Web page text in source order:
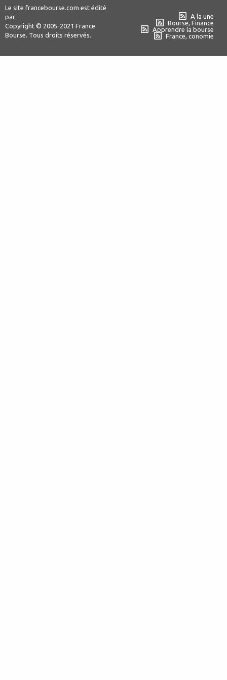
Le site francebourse.com est édité
par
Copyright © 2005-2021 France
Bourse. Tous droits réservés.
A la une
Bourse, Finance
Apprendre la bourse
France, conomie